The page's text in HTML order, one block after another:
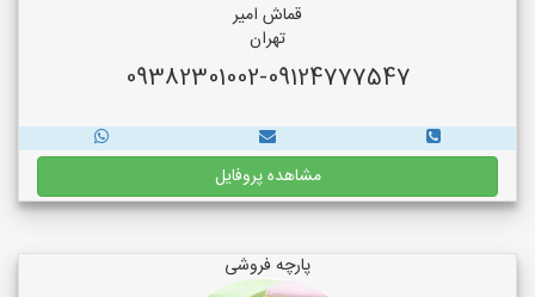
قماش امیر
تهران
09382301002-09124777547
مشاهده پروفایل
پارچه فروشی